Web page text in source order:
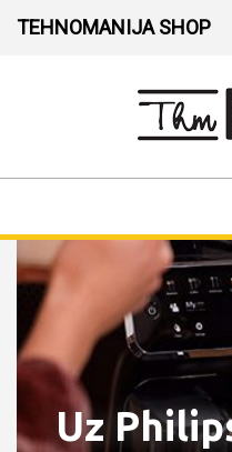
TEHNOMANIJA SHOP
Uz